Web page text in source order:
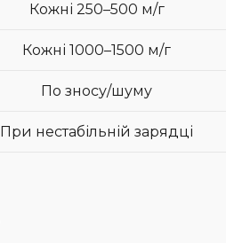
Кожні 250–500 м/г
Кожні 1000–1500 м/г
По зносу/шуму
При нестабільній зарядці